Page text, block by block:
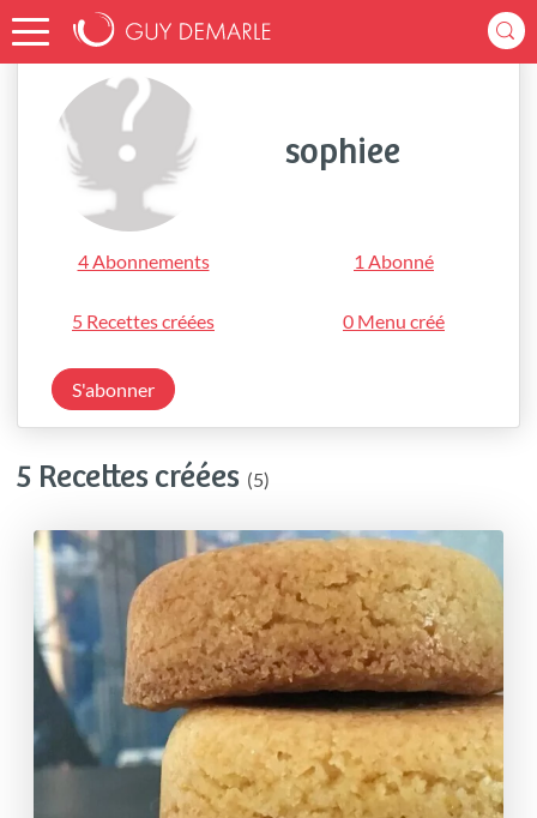
Accueil sophiee
sophiee
4 Abonnements 1 Abonné
5 Recettes créées 0 Menu créé
S'abonner
5 Recettes créées (5)